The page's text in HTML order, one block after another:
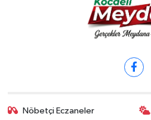
Nöbetçi Eczaneler